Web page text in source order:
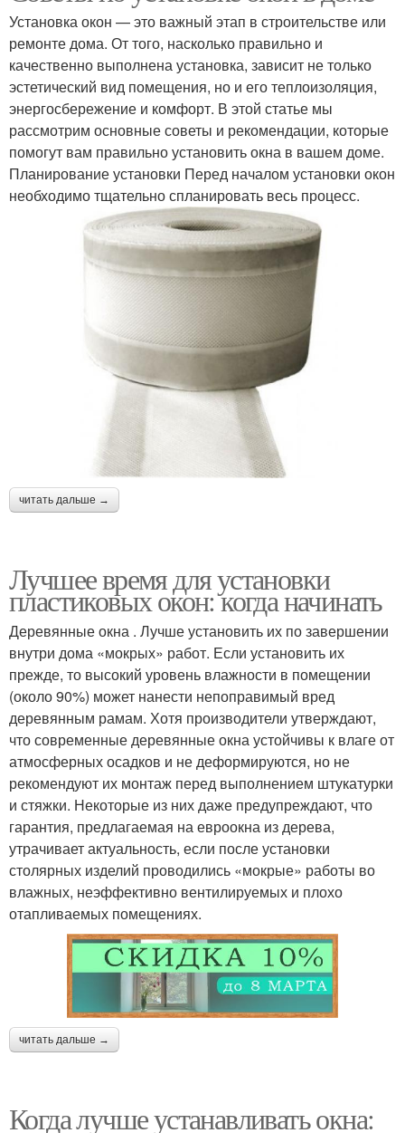
Установка окон — это важный этап в строительстве или
ремонте дома. От того, насколько правильно и
качественно выполнена установка, зависит не только
эстетический вид помещения, но и его теплоизоляция,
энергосбережение и комфорт. В этой статье мы
рассмотрим основные советы и рекомендации, которые
помогут вам правильно установить окна в вашем доме.
Планирование установки Перед началом установки окон
необходимо тщательно спланировать весь процесс.
читать дальше →
Лучшее время для установки
пластиковых окон: когда начинать
Деревянные окна . Лучше установить их по завершении
внутри дома «мокрых» работ. Если установить их
прежде, то высокий уровень влажности в помещении
(около 90%) может нанести непоправимый вред
деревянным рамам. Хотя производители утверждают,
что современные деревянные окна устойчивы к влаге от
атмосферных осадков и не деформируются, но не
рекомендуют их монтаж перед выполнением штукатурки
и стяжки. Некоторые из них даже предупреждают, что
гарантия, предлагаемая на евроокна из дерева,
утрачивает актуальность, если после установки
столярных изделий проводились «мокрые» работы во
влажных, неэффективно вентилируемых и плохо
отапливаемых помещениях.
читать дальше →
Когда лучше устанавливать окна: